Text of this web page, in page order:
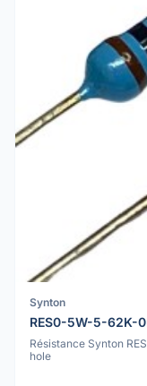
Synton
RES0-5W-5-62K-
Résistance Synton
hole